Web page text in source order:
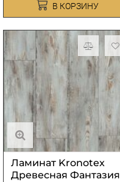
В КОРЗИНУ
Ламинат Kronotex
Древесная Фантазия